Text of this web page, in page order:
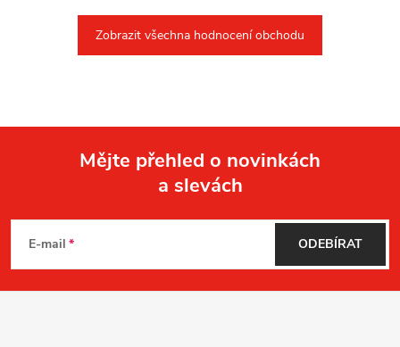
Zobrazit všechna hodnocení obchodu
p
Mějte přehled o novinkách
a slevách
E-mail ODEBÍRAT